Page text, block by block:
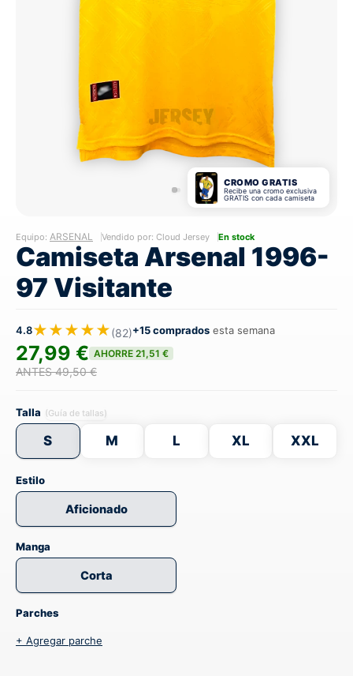
CROMO GRATIS
Recibe una cromo exclusiva
GRATIS con cada camiseta
Equipo: ARSENAL Vendido por: Cloud Jersey En stock
Camiseta Arsenal 1996-
97 Visitante
4.8★★★★★(82)+15 comprados esta semana
27,99 € AHORRE 21,51 €
ANTES 49,50 €
Talla (Guía de tallas)
S M L XL XXL
Estilo
Aficionado
Manga
Corta
Parches
+ Agregar parche